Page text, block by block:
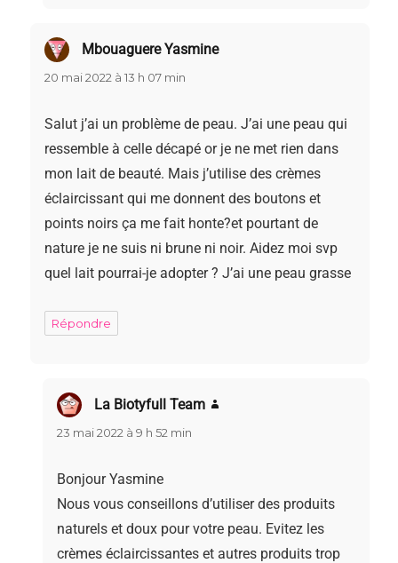
Mbouaguere Yasminedit :
20 mai 2022 à 13 h 07 min
Salut j’ai un problème de peau. J’ai une peau qui
ressemble à celle décapé or je ne met rien dans
mon lait de beauté. Mais j’utilise des crèmes
éclaircissant qui me donnent des boutons et
points noirs ça me fait honte?et pourtant de
nature je ne suis ni brune ni noir. Aidez moi svp
quel lait pourrai-je adopter ? J’ai une peau grasse
Répondre
La Biotyfull Team
23 mai 2022 à 9 h 52 min
Bonjour Yasmine
Nous vous conseillons d’utiliser des produits
naturels et doux pour votre peau. Evitez les
crèmes éclaircissantes et autres produits trop